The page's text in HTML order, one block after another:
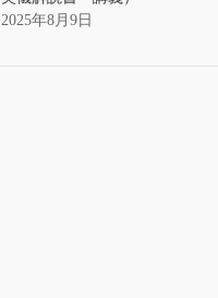
2025年8月9日